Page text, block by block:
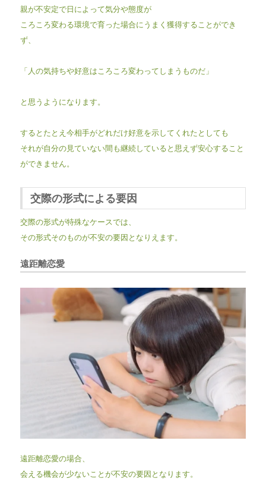
親が不安定で日によって気分や態度が
ころころ変わる環境で育った場合にうまく獲得することができ
ず、
「人の気持ちや好意はころころ変わってしまうものだ」
と思うようになります。
するとたとえ今相手がどれだけ好意を示してくれたとしても
それが自分の見ていない間も継続していると思えず安心すること
ができません。
交際の形式による要因
交際の形式が特殊なケースでは、
その形式そのものが不安の要因となりえます。
遠距離恋愛
遠距離恋愛の場合、
会える機会が少ないことが不安の要因となります。